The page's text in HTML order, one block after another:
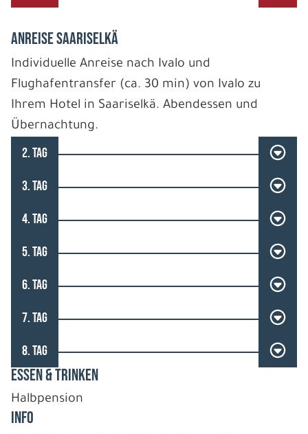
ANREISE SAARISELKÄ
Individuelle Anreise nach Ivalo und
Flughafentransfer (ca. 30 min) von Ivalo zu
Ihrem Hotel in Saariselkä. Abendessen und
Übernachtung.
2. TAG
3. TAG
4. TAG
5. TAG
6. TAG
7. TAG
8. TAG
ESSEN & TRINKEN
Halbpension
INFO